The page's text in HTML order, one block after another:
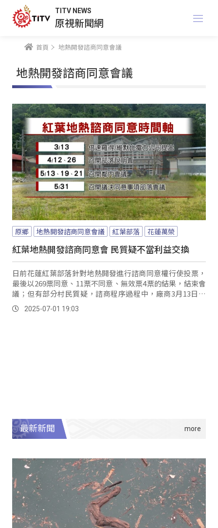
TITV NEWS
原視新聞網
首頁 地熱開發諮商同意會議
地熱開發諮商同意會議
原鄉 地熱開發諮商同意會議 紅葉部落 花蓮萬榮
紅葉地熱開發諮商同意會 民質疑不當利益交換
日前花蓮紅葉部落針對地熱開發進行諮商同意權行使投票，
最後以269票同意、11票不同意、無效票4票的結果，結束會
議；但有部分村民質疑，諮商程序過程中，廠商3月13日向
公所提出部落同意諮商程序申請之後，4月12日就召開第一
次說明會、不到15天就在4月26日召開第二場次說明會，根
2025-07-01 19:03
最新新聞